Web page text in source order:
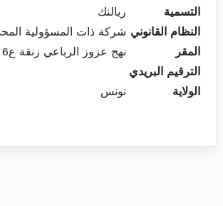
التسمية
ريالنك
النظام القانوني شركة ذات المسؤولية
المقر
نهج عزوز الرباعي زنقة ع6 عمارة ج ش45
الترقيم البريدي
الولاية
تونس